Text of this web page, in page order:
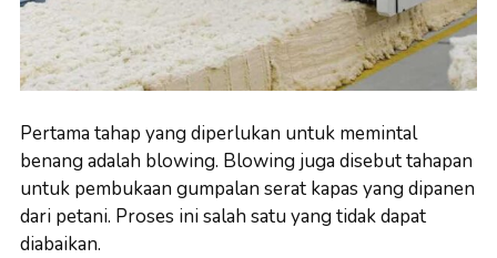
Pertama tahap yang diperlukan untuk memintal
benang adalah blowing. Blowing juga disebut tahapan
untuk pembukaan gumpalan serat kapas yang dipanen
dari petani. Proses ini salah satu yang tidak dapat
diabaikan.